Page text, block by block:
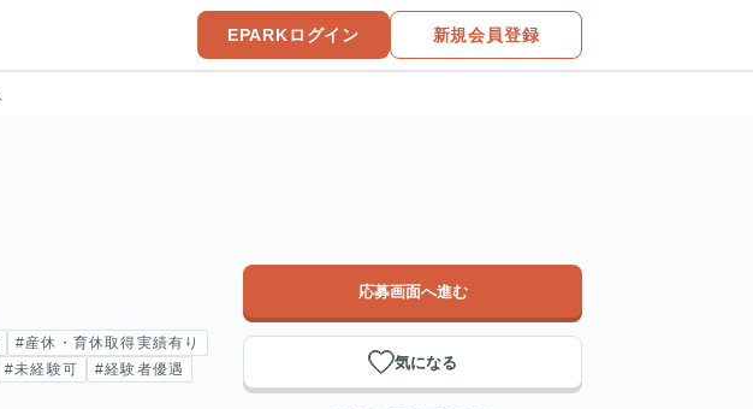
EPARKログイン 新規会員登録
#産休・育休取得実績有り
#未経験可
#経験者優遇
応募画面へ進む
気になる